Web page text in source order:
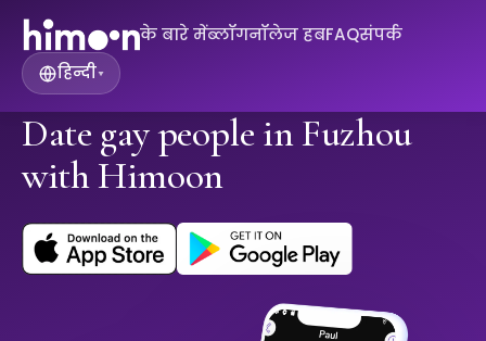
के बारे मेंब्लॉगनॉलेज हबFAQसंपर्क
हिन्दी▾
Date gay people in Fuzhou
with Himoon